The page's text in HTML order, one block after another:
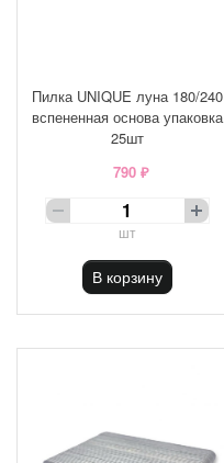
Пилка UNIQUE луна 180/240
вспененная основа упаковка
25шт
790 ₽
шт
В корзину